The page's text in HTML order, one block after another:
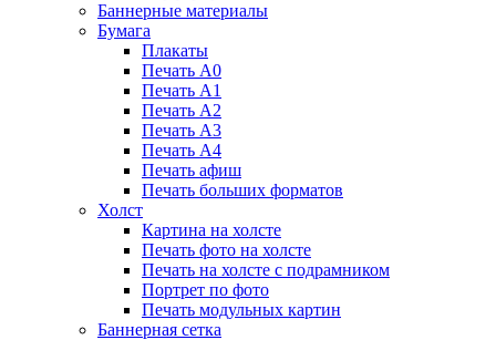
Баннерные материалы
Бумага
Плакаты
Печать А0
Печать А1
Печать А2
Печать А3
Печать А4
Печать афиш
Печать больших форматов
Холст
Картина на холсте
Печать фото на холсте
Печать на холсте с подрамником
Портрет по фото
Печать модульных картин
Баннерная сетка